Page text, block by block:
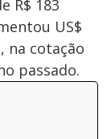
R$ 183
US$
na cotação
passado.